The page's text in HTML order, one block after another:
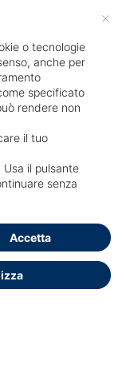
×
o tecnologie
anche per
specificato
rendere non
il tuo
Usa il pulsante
senza
Accetta